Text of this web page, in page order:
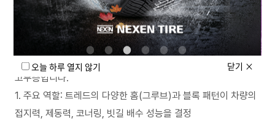
트레드(Tread)란?
트레드(Tread)는 노면과 직접 맞닿는 타이어의 가장 바깥면의
고무층입니다.
1. 주요 역할: 트레드의 다양한 홈(그루브)과 블록 패턴이 차량의
접지력, 제동력, 코너링, 빗길 배수 성능을 결정
오늘 하루 열지 않기 닫기 ×